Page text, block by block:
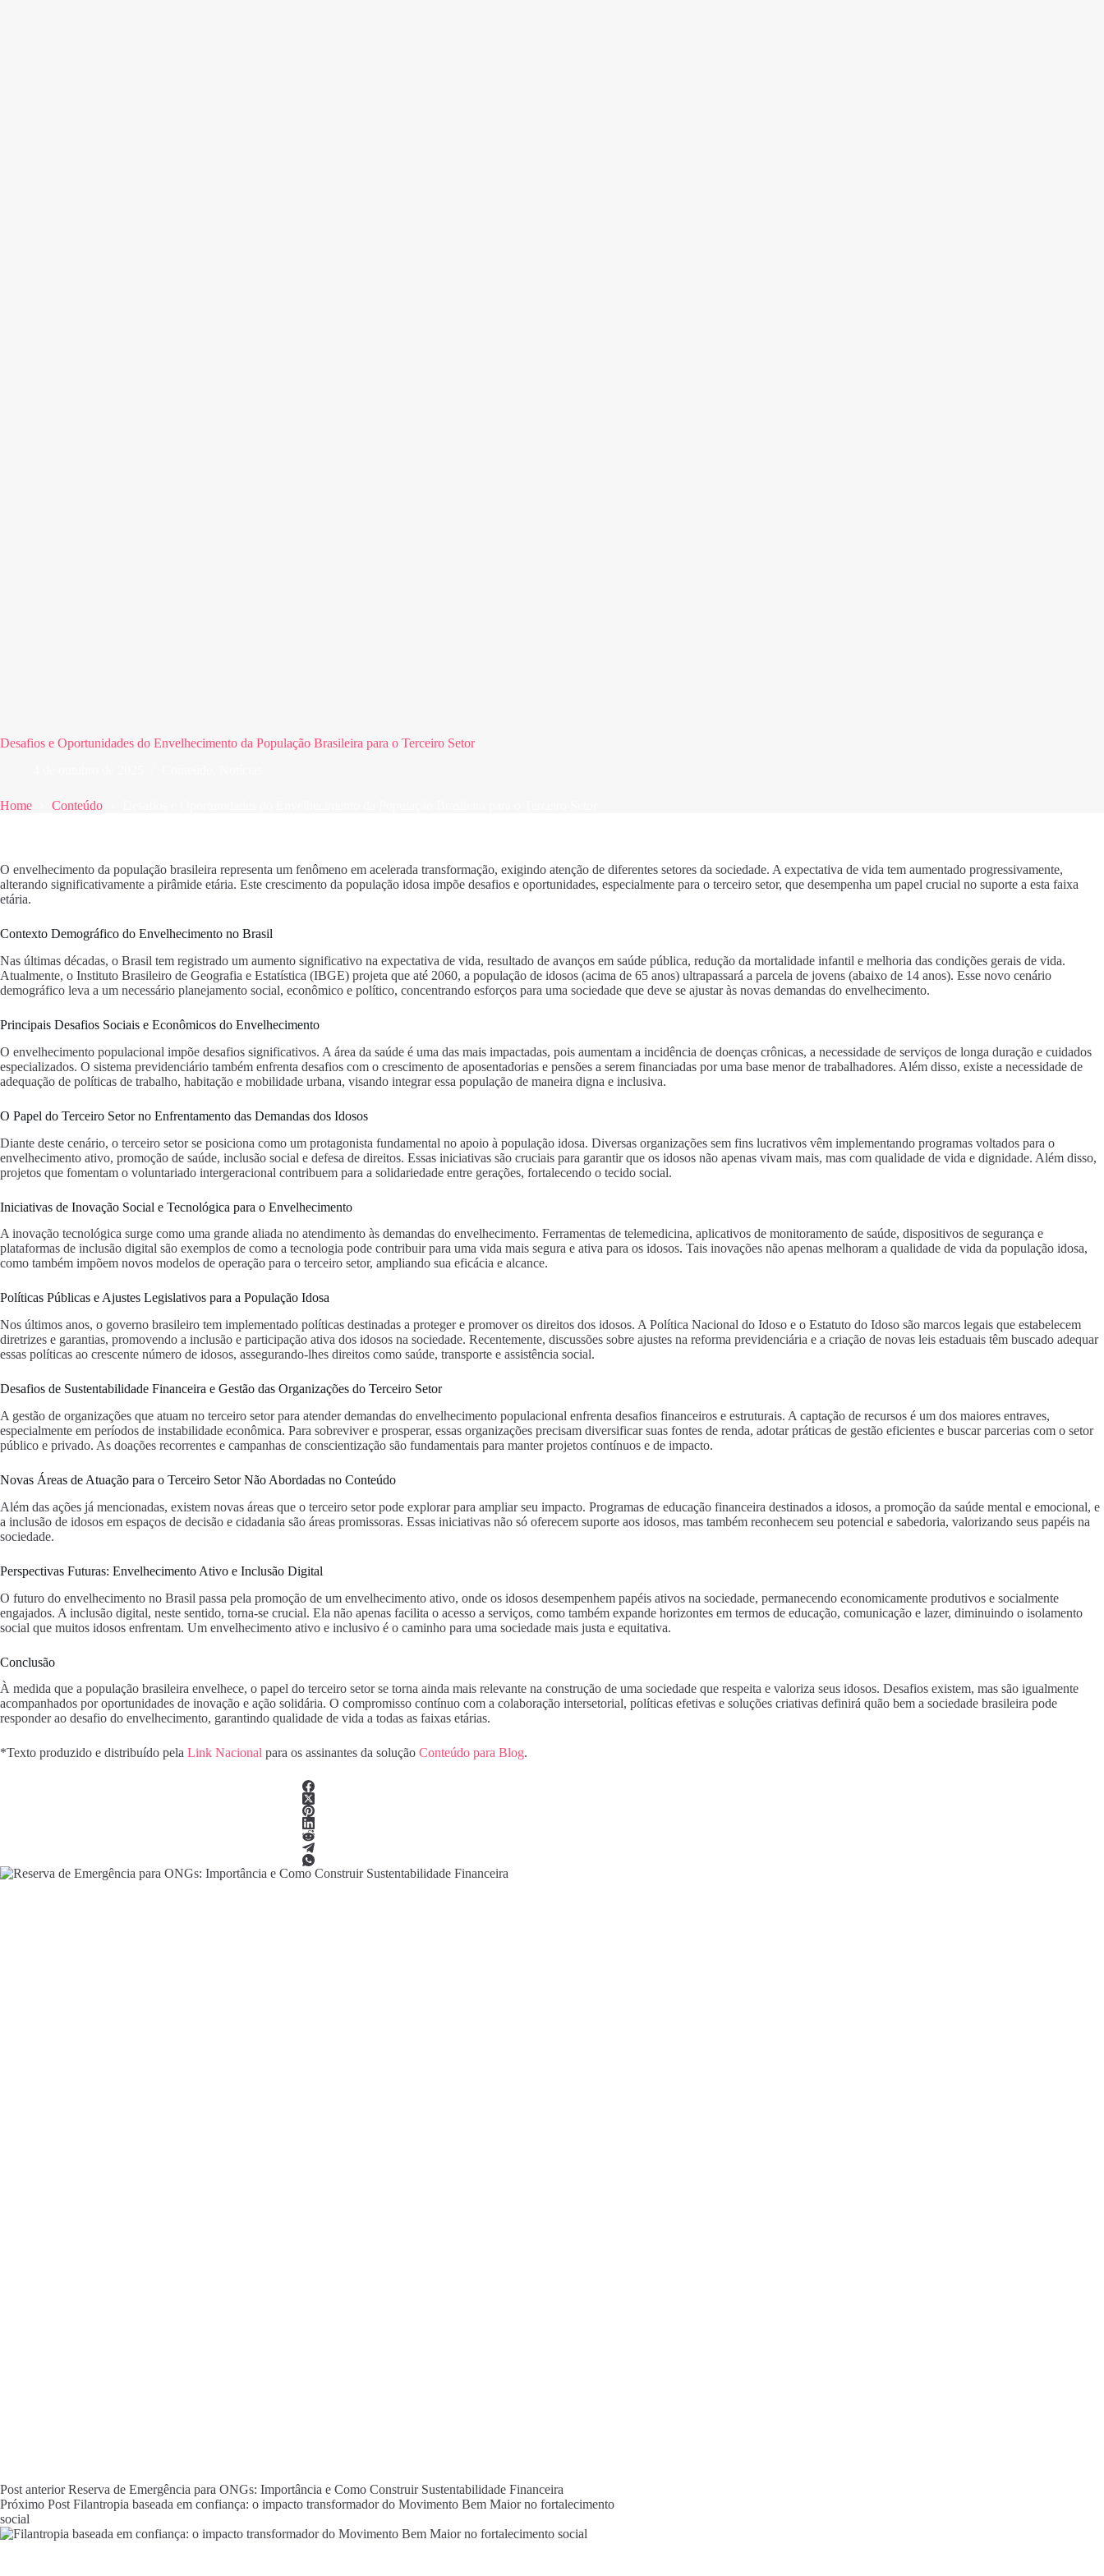
Desafios e Oportunidades do Envelhecimento da População Brasileira para o Terceiro Setor
Home Conteúdo
O envelhecimento da população brasileira representa um fenômeno em acelerada transformação, exigindo atenção de diferentes setores da sociedade. A expectativa de vida tem aumentado progressivamente,
alterando significativamente a pirâmide etária. Este crescimento da população idosa impõe desafios e oportunidades, especialmente para o terceiro setor, que desempenha um papel crucial no suporte a esta faixa
etária.
Contexto Demográfico do Envelhecimento no Brasil
Nas últimas décadas, o Brasil tem registrado um aumento significativo na expectativa de vida, resultado de avanços em saúde pública, redução da mortalidade infantil e melhoria das condições gerais de vida.
Atualmente, o Instituto Brasileiro de Geografia e Estatística (IBGE) projeta que até 2060, a população de idosos (acima de 65 anos) ultrapassará a parcela de jovens (abaixo de 14 anos). Esse novo cenário
demográfico leva a um necessário planejamento social, econômico e político, concentrando esforços para uma sociedade que deve se ajustar às novas demandas do envelhecimento.
Principais Desafios Sociais e Econômicos do Envelhecimento
O envelhecimento populacional impõe desafios significativos. A área da saúde é uma das mais impactadas, pois aumentam a incidência de doenças crônicas, a necessidade de serviços de longa duração e cuidados
especializados. O sistema previdenciário também enfrenta desafios com o crescimento de aposentadorias e pensões a serem financiadas por uma base menor de trabalhadores. Além disso, existe a necessidade de
adequação de políticas de trabalho, habitação e mobilidade urbana, visando integrar essa população de maneira digna e inclusiva.
O Papel do Terceiro Setor no Enfrentamento das Demandas dos Idosos
Diante deste cenário, o terceiro setor se posiciona como um protagonista fundamental no apoio à população idosa. Diversas organizações sem fins lucrativos vêm implementando programas voltados para o
envelhecimento ativo, promoção de saúde, inclusão social e defesa de direitos. Essas iniciativas são cruciais para garantir que os idosos não apenas vivam mais, mas com qualidade de vida e dignidade. Além disso,
projetos que fomentam o voluntariado intergeracional contribuem para a solidariedade entre gerações, fortalecendo o tecido social.
Iniciativas de Inovação Social e Tecnológica para o Envelhecimento
A inovação tecnológica surge como uma grande aliada no atendimento às demandas do envelhecimento. Ferramentas de telemedicina, aplicativos de monitoramento de saúde, dispositivos de segurança e
plataformas de inclusão digital são exemplos de como a tecnologia pode contribuir para uma vida mais segura e ativa para os idosos. Tais inovações não apenas melhoram a qualidade de vida da população idosa,
como também impõem novos modelos de operação para o terceiro setor, ampliando sua eficácia e alcance.
Políticas Públicas e Ajustes Legislativos para a População Idosa
Nos últimos anos, o governo brasileiro tem implementado políticas destinadas a proteger e promover os direitos dos idosos. A Política Nacional do Idoso e o Estatuto do Idoso são marcos legais que estabelecem
diretrizes e garantias, promovendo a inclusão e participação ativa dos idosos na sociedade. Recentemente, discussões sobre ajustes na reforma previdenciária e a criação de novas leis estaduais têm buscado adequar
essas políticas ao crescente número de idosos, assegurando-lhes direitos como saúde, transporte e assistência social.
Desafios de Sustentabilidade Financeira e Gestão das Organizações do Terceiro Setor
A gestão de organizações que atuam no terceiro setor para atender demandas do envelhecimento populacional enfrenta desafios financeiros e estruturais. A captação de recursos é um dos maiores entraves,
especialmente em períodos de instabilidade econômica. Para sobreviver e prosperar, essas organizações precisam diversificar suas fontes de renda, adotar práticas de gestão eficientes e buscar parcerias com o setor
público e privado. As doações recorrentes e campanhas de conscientização são fundamentais para manter projetos contínuos e de impacto.
Novas Áreas de Atuação para o Terceiro Setor Não Abordadas no Conteúdo
Além das ações já mencionadas, existem novas áreas que o terceiro setor pode explorar para ampliar seu impacto. Programas de educação financeira destinados a idosos, a promoção da saúde mental e emocional, e
a inclusão de idosos em espaços de decisão e cidadania são áreas promissoras. Essas iniciativas não só oferecem suporte aos idosos, mas também reconhecem seu potencial e sabedoria, valorizando seus papéis na
sociedade.
Perspectivas Futuras: Envelhecimento Ativo e Inclusão Digital
O futuro do envelhecimento no Brasil passa pela promoção de um envelhecimento ativo, onde os idosos desempenhem papéis ativos na sociedade, permanecendo economicamente produtivos e socialmente
engajados. A inclusão digital, neste sentido, torna-se crucial. Ela não apenas facilita o acesso a serviços, como também expande horizontes em termos de educação, comunicação e lazer, diminuindo o isolamento
social que muitos idosos enfrentam. Um envelhecimento ativo e inclusivo é o caminho para uma sociedade mais justa e equitativa.
Conclusão
À medida que a população brasileira envelhece, o papel do terceiro setor se torna ainda mais relevante na construção de uma sociedade que respeita e valoriza seus idosos. Desafios existem, mas são igualmente
acompanhados por oportunidades de inovação e ação solidária. O compromisso contínuo com a colaboração intersetorial, políticas efetivas e soluções criativas definirá quão bem a sociedade brasileira pode
responder ao desafio do envelhecimento, garantindo qualidade de vida a todas as faixas etárias.
*Texto produzido e distribuído pela Link Nacional para os assinantes da solução Conteúdo para Blog.
Post anteriorReserva de Emergência para ONGs: Importância e Como Construir Sustentabilidade Financeira
Próximo Post Filantropia baseada em confiança: o impacto transformador do Movimento Bem Maior no fortalecimento
social